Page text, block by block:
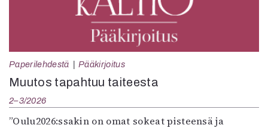
Paperilehdestä Pääkirjoitus
Muutos tapahtuu taiteesta
2–3/2026
”Oulu2026:ssakin on omat sokeat pisteensä ja